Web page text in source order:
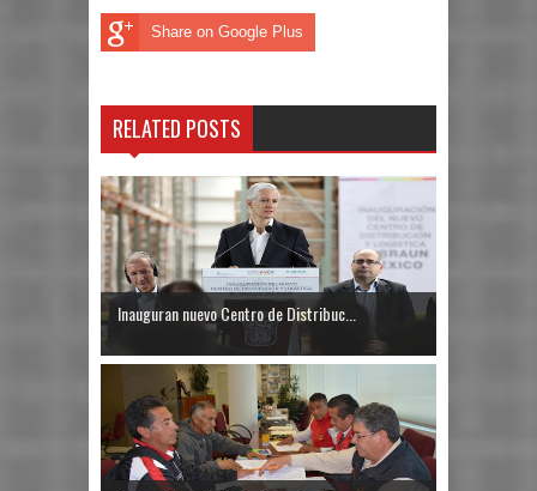
Share on Google Plus
RELATED POSTS
Inauguran nuevo Centro de Distribuc...